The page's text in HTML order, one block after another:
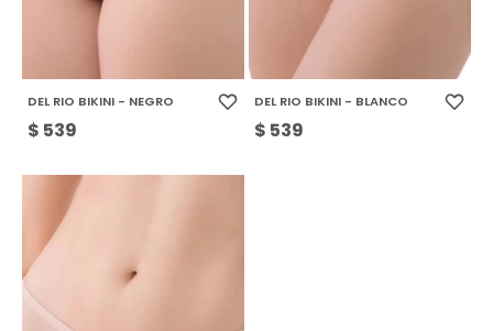
DEL RIO BIKINI - NEGRO
$ 539
DEL RIO BIKINI - BLANCO
$ 539